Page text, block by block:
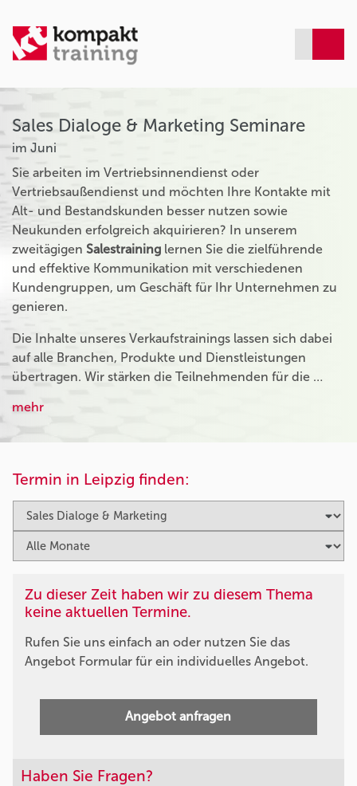
Sales Dialoge & Marketing Seminare
im Juni
Sie arbeiten im Vertriebsinnendienst oder
Vertriebsaußendienst und möchten Ihre Kontakte mit
Alt- und Bestandskunden besser nutzen sowie
Neukunden erfolgreich akquirieren? In unserem
zweitägigen Salestraining lernen Sie die zielführende
und effektive Kommunikation mit verschiedenen
Kundengruppen, um Geschäft für Ihr Unternehmen zu
genieren.
Die Inhalte unseres Verkaufstrainings lassen sich dabei
auf alle Branchen, Produkte und Dienstleistungen
übertragen. Wir stärken die Teilnehmenden für die …
mehr
Termin in Leipzig finden:
Zu dieser Zeit haben wir zu diesem Thema
keine aktuellen Termine.
Rufen Sie uns einfach an oder nutzen Sie das
Angebot Formular für ein individuelles Angebot.
Angebot anfragen
Haben Sie Fragen?